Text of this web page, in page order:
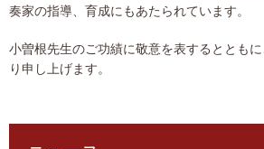
奏家の指導、育成にもあたられています。
小曽根先生のご功績に敬意を表するととも
り申し上げます。